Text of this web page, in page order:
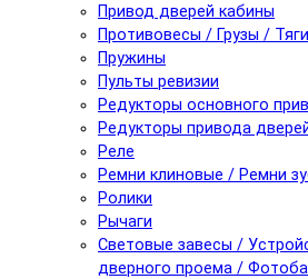
Привод дверей кабины
Противовесы / Грузы / Тяги
Пружины
Пульты ревизии
Редукторы основного
Редукторы привода
Реле
Ремни клиновые / Ремни
Ролики
Рычаги
Световые завесы /
дверного проема /